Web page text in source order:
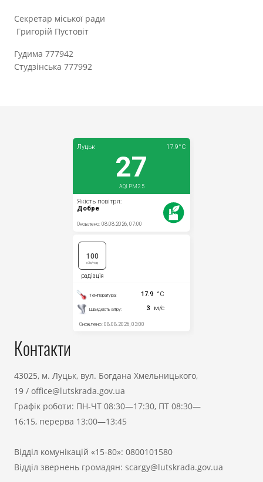
Секретар міської ради
Григорій Пустовіт
Гудима 777942
Студзінська 777992
Контакти
43025, м. Луцьк, вул. Богдана Хмельницького,
19 / office@lutskrada.gov.ua
Графік роботи: ПН-ЧТ 08:30—17:30, ПТ 08:30—
16:15, перерва 13:00—13:45
Відділ комунікацій «15-80»: 0800101580
Відділ звернень громадян: scargy@lutskrada.gov.ua